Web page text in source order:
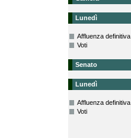
Lunedì
Affluenza definitiva
Voti
Senato
Lunedì
Affluenza definitiva
Voti